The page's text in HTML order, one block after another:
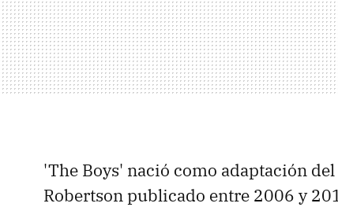
'The Boys' nació como adaptación
Robertson publicado entre 2006 y